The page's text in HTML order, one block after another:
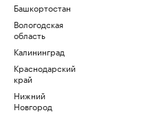
Башкортостан
Вологодская
область
Калининград
Краснодарский
край
Нижний
Новгород